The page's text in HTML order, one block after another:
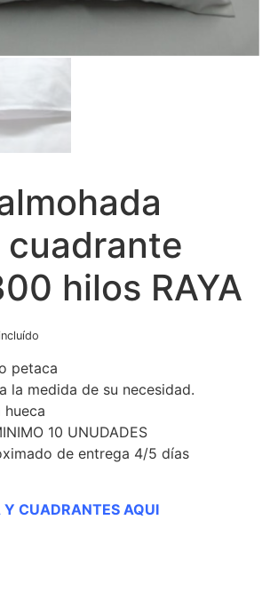
hilos RAYA
petaca
la medida de su necesidad.
hueca
10 UNUDADES
de entrega 4/5 días
Y CUADRANTES AQUI